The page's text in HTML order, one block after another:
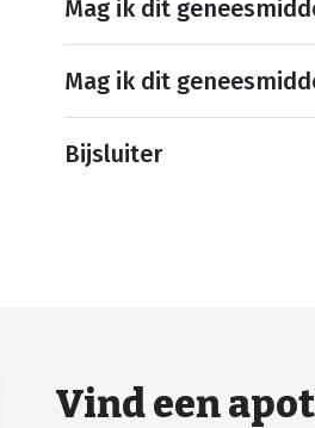
Mag ik dit
Mag ik dit
Bijsluiter
Vind een